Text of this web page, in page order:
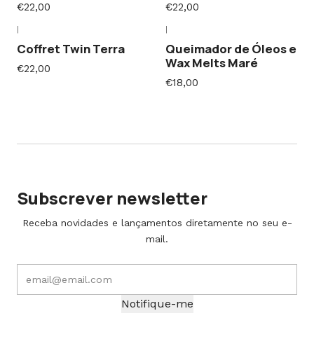
€22,00 €22,00
Coffret Twin Terra
€22,00
Queimador de Óleos e
Wax Melts Maré
€18,00
Subscrever newsletter
Receba novidades e lançamentos diretamente no seu e-
mail.
Notifique-me